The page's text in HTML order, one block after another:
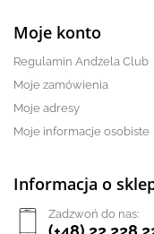
Moje konto
Regulamin Andżela Club
Moje zamówienia
Moje adresy
Moje informacje osobiste
Informacja o
Zadzwoń do nas: